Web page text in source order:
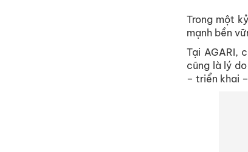
Trong một
mạnh bền
Tại AGARI,
cũng là lý
– triển khai